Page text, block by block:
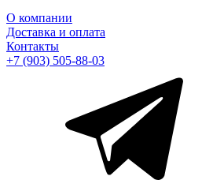
О компании
Доставка и оплата
Контакты
+7 (903) 505-88-03